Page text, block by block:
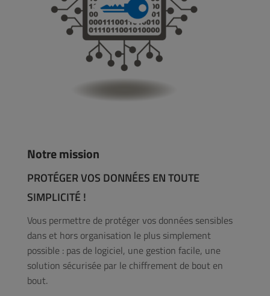
Notre mission
PROTÉGER VOS DONNÉES EN TOUTE
SIMPLICITÉ !
Vous permettre de protéger vos données sensibles
dans et hors organisation le plus simplement
possible : pas de logiciel, une gestion facile, une
solution sécurisée par le chiffrement de bout en
bout.